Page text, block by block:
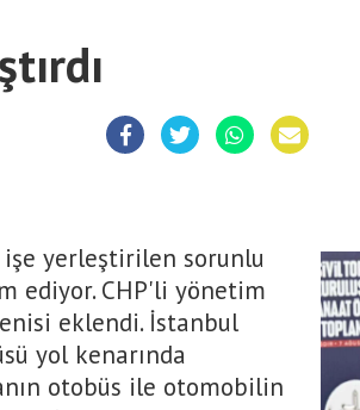
işe yerleştirilen sorunlu
ediyor. CHP'li yönetim
eklendi. İstanbul
yol kenarında
otobüs ile otomobilin